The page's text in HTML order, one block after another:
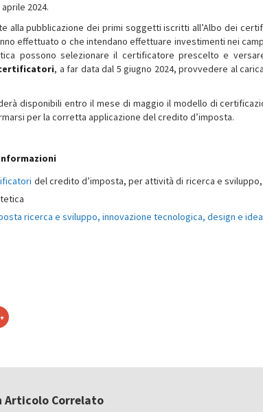
2024.
alla pubblicazione dei primi soggetti iscritti all’Albo dei
effettuato o che intendano effettuare investimenti nei
possono selezionare il certificatore prescelto e
, a far data dal 5 giugno 2024, provvedere al
disponibili entro il mese di maggio il modello di
per la corretta applicazione del credito d’imposta.
del credito d’imposta, per attività di ricerca e
ricerca e sviluppo, innovazione tecnologica, design e
Fai
clic
una
nuova
Articolo Correlato